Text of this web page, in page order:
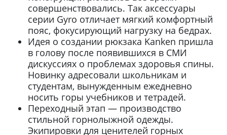
совершенствовались. Так аксессуары
серии Gyro отличает мягкий комфортный
пояс, фокусирующий нагрузку на бедрах.
Идея о создании рюкзака Kanken пришла
в голову после появившихся в СМИ
дискуссиях о проблемах здоровья спины.
Новинку адресовали школьникам и
студентам, вынужденным ежедневно
носить горы учебников и тетрадей.
Переходный этап — производство
стильной горнолыжной одежды.
Экипировки для ценителей горных